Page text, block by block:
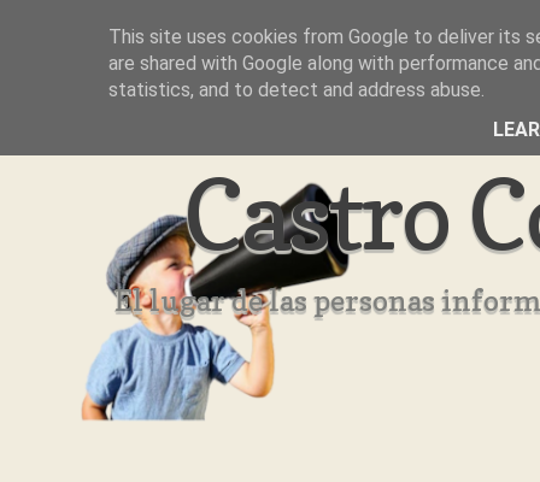
Inicio Aviso Legal Quienes Somos ??
Castro
El lugar de las personas
This site uses cookies from Google to deliver its
are shared with Google along with performance
statistics, and to detect and address abuse.